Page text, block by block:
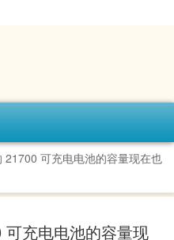
21700 可充电电池的容量现在也
充电电池的容量现